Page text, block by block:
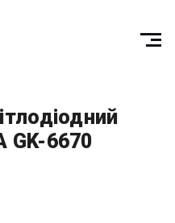
GK-6670